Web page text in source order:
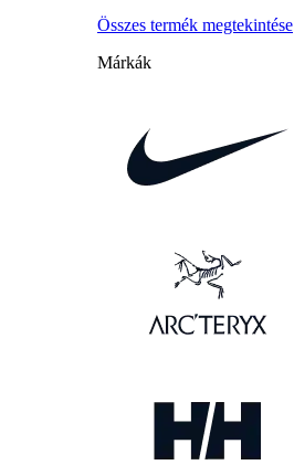
Összes termék megtekintése
Márkák